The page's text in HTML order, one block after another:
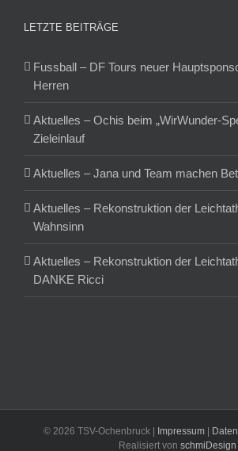
LETZTE BEITRÄGE
Fussball – DF Tours neuer
Herren
Aktuelles – Ochis beim „WirWunder-
Zieleinlauf
Aktuelles – Jana und Team machen
Aktuelles – Rekonstruktion der
Wahnsinn
Aktuelles – Rekonstruktion der
DANKE Ricci
© 2026 TSV-Ochenbruck | Impressum|
Realisiert von schmiDesign